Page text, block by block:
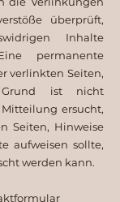
überprüft,
Inhalte
permanente
verlinkten Seiten,
Grund ist nicht
ersucht,
Seiten, Hinweise
aufweisen sollte,
werden kann.